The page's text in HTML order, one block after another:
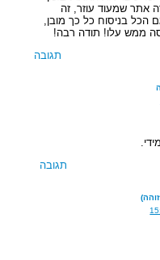
שמעוד עוזר, זה
בניסוח כל כך מובן,
ממש עלו! תודה רבה!
תגובה
תגובה